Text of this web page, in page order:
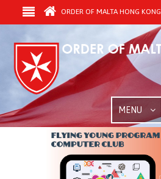
ORDER OF MALTA HONG KONG
MENU